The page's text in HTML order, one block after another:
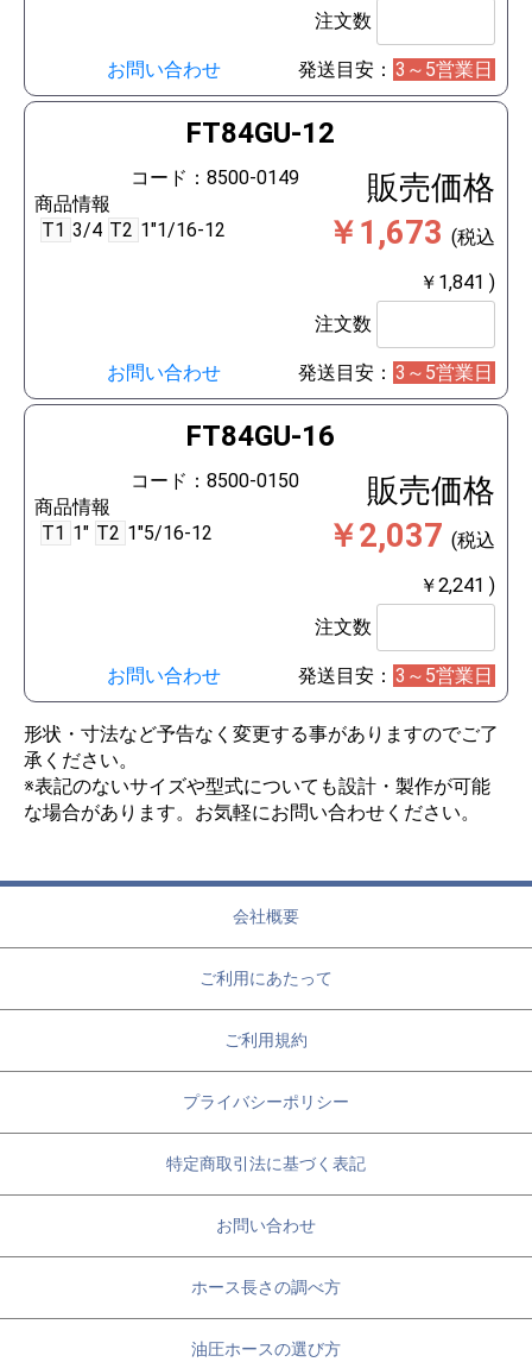
注文数
お問い合わせ 発送目安： 3～5営業日
FT84GU-12
コード：8500-0149
商品情報
T1 3/4 T2 1"1/16-12
販売価格
￥1,673 (税込
￥1,841 )
注文数
お問い合わせ 発送目安： 3～5営業日
FT84GU-16
コード：8500-0150
商品情報
T1 1" T2 1"5/16-12
販売価格
￥2,037 (税込
￥2,241 )
注文数
お問い合わせ 発送目安： 3～5営業日
形状・寸法など予告なく変更する事がありますのでご了
承ください。
※表記のないサイズや型式についても設計・製作が可能
な場合があります。お気軽にお問い合わせください。
会社概要
ご利用にあたって
ご利用規約
プライバシーポリシー
特定商取引法に基づく表記
お問い合わせ
ホース長さの調べ方
油圧ホースの選び方